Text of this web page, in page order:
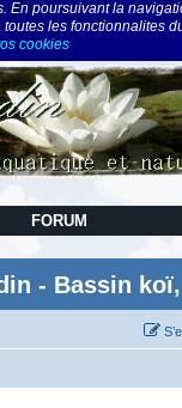
En poursuivant la
les fonctionnalites
cookies
FORUM
- Bassin